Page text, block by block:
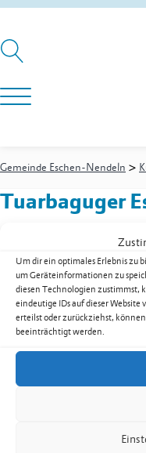
Um dir ein optimales Erlebnis zu
um Geräteinformationen zu
diesen Technologien zustimmst,
eindeutige IDs auf dieser
erteilst oder zurückziehst,
beeinträchtigt werden.
Gemeinde Eschen-Nendeln >
Tuarbaguger
Postfach 303
9492Eschen
Mobil+423 781 78 94
E-Mailinfo@tuarbaguger.li
Webwww.tuarbaguger.li
Kontakt:GuntzManuel,
Fürstentum Liechtenstein